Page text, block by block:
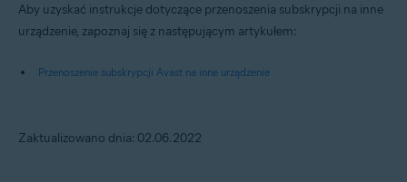
Aby uzyskać instrukcje dotyczące przenoszenia subskrypcji na inne
urządzenie, zapoznaj się z następującym artykułem:
Przenoszenie subskrypcji Avast na inne urządzenie
Zaktualizowano dnia: 02.06.2022